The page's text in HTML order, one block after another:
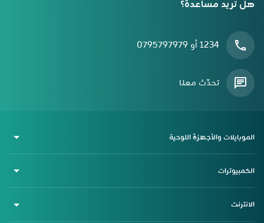
هل تريد مساعدة؟
1234 أو 0795797979
تحدّث معنا
الموبايلات والأجهزة اللوحية
الكمبيوترات
الانترنت